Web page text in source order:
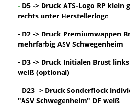
- D5 -> Druck ATS-Logo RP klein
rechts unter Herstellerlogo
- D2 -> Druck Premiumwappen
mehrfarbig ASV Schwegenheim
- D3 -> Druck Initialen Brust
weiß (optional)
- D23 -> Druck Sonderflock
"ASV Schwegenheim" DF weiß